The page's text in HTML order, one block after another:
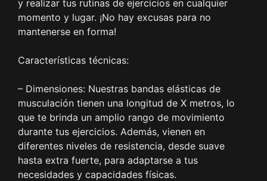
y realizar tus rutinas de ejercicios en cualquier
momento y lugar. ¡No hay excusas para no
mantenerse en forma!
Características técnicas:
– Dimensiones: Nuestras bandas elásticas de
musculación tienen una longitud de X metros, lo
que te brinda un amplio rango de movimiento
durante tus ejercicios. Además, vienen en
diferentes niveles de resistencia, desde suave
hasta extra fuerte, para adaptarse a tus
necesidades y capacidades físicas.